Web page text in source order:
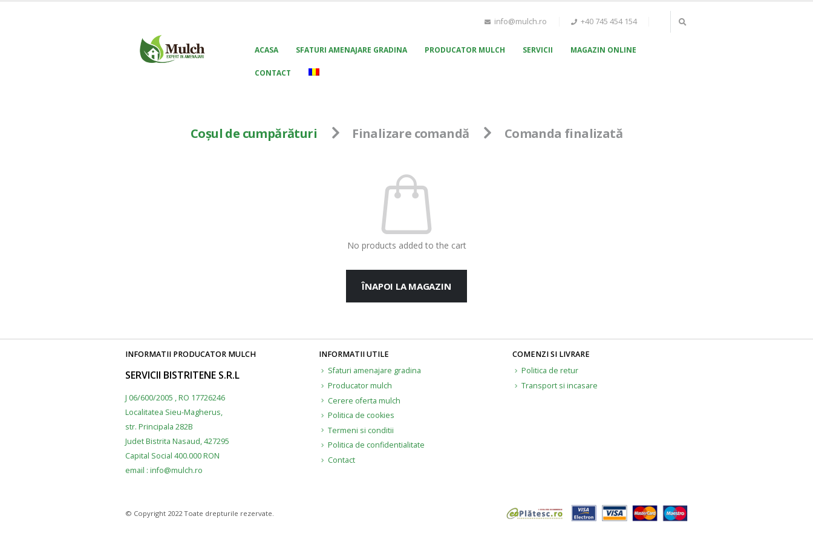
info@mulch.ro +40 745 454 154
ACASA SFATURI AMENAJARE GRADINA PRODUCATOR MULCH SERVICII MAGAZIN ONLINE
CONTACT
Coșul de cumpărături Finalizare comandă Comanda finalizată
No products added to the cart
ÎNAPOI LA MAGAZIN
INFORMATII PRODUCATOR MULCH
SERVICII BISTRITENE S.R.L
J 06/600/2005 , RO 17726246
Localitatea Sieu-Magherus,
str. Principala 282B
Judet Bistrita Nasaud, 427295
Capital Social 400.000 RON
email : info@mulch.ro
INFORMATII UTILE
Sfaturi amenajare gradina
Producator mulch
Cerere oferta mulch
Politica de cookies
Termeni si conditii
Politica de confidentialitate
Contact
COMENZI SI LIVRARE
Politica de retur
Transport si incasare
© Copyright 2022 Toate drepturile rezervate.